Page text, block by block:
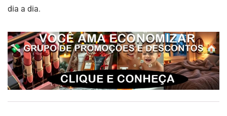
dia a dia.